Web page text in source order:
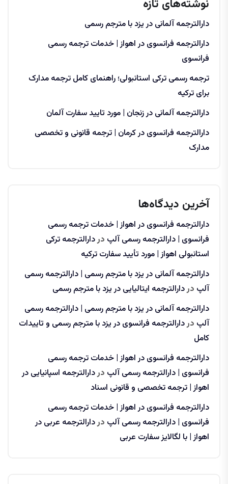
نوشته‌های تازه
دارالترجمه آلمانی در یزد با مترجم رسمی
دارالترجمه فرانسوی در اهواز | خدمات ترجمه رسمی
فرانسوی
ترجمه رسمی ترکی استانبولی؛ راهنمای کامل ترجمه مدارک
برای ترکیه
دارالترجمه آلمانی در زنجان | مورد تایید سفارت آلمان
دارالترجمه فرانسوی در کرمان | ترجمه قانونی و تخصصی
مدارک
آخرین دیدگاه‌ها
دارالترجمه فرانسوی در اهواز | خدمات ترجمه رسمی
فرانسوی | دارالترجمه رسمی آلپ دردارالترجمه ترکی
استانبولی اهواز | مورد تأیید سفارت ترکیه
دارالترجمه آلمانی در یزد با مترجم رسمی | دارالترجمه رسمی
آلپ دردارالترجمه ایتالیایی در یزد با مترجم رسمی
دارالترجمه آلمانی در یزد با مترجم رسمی | دارالترجمه رسمی
آلپ دردارالترجمه فرانسوی در یزد با مترجم رسمی و تاییدات
کامل
دارالترجمه فرانسوی در اهواز | خدمات ترجمه رسمی
فرانسوی | دارالترجمه رسمی آلپ دردارالترجمه اسپانیایی در
اهواز | ترجمه تخصصی و قانونی اسناد
دارالترجمه فرانسوی در اهواز | خدمات ترجمه رسمی
فرانسوی | دارالترجمه رسمی آلپ دردارالترجمه عربی در
اهواز | با لگالایز سفارت عربی